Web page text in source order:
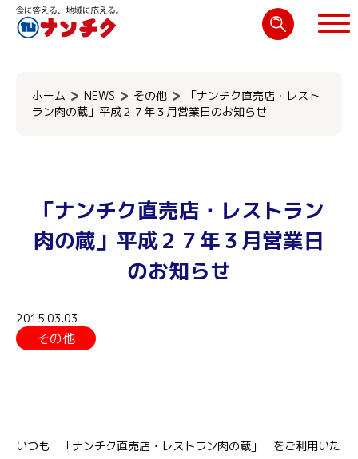
ホーム NEWS その他
「ナンチク直売店・レスト
ラン肉の蔵」平成２７年３月営業日のお知らせ
「ナンチク直売店・レストラン
肉の蔵」平成２７年３月営業日
のお知らせ
2015.03.03
その他
いつも 「ナンチク直売店・レストラン肉の蔵」 をご利用いた